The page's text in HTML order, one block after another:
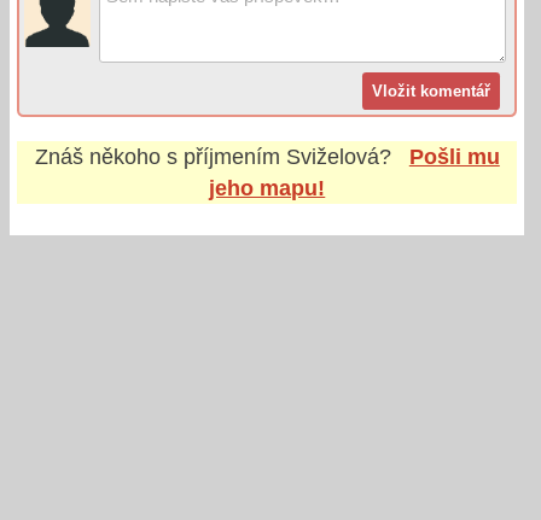
Znáš někoho s příjmením Sviželová?
Pošli mu
jeho mapu!